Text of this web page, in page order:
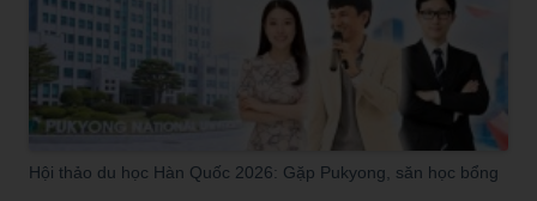
Hội thảo du học Hàn Quốc 2026: Gặp Pukyong, săn học bổng